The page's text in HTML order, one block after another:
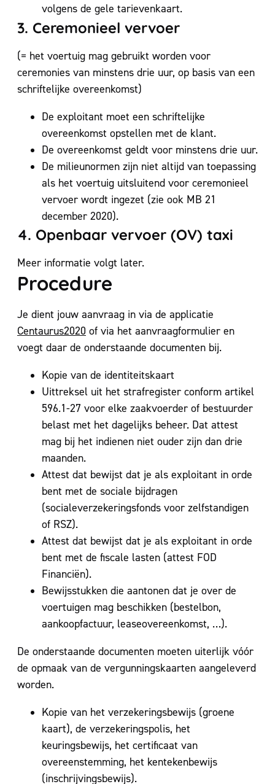
volgens de gele tarievenkaart.
3. Ceremonieel vervoer
(= het voertuig mag gebruikt worden voor
ceremonies van minstens drie uur, op basis van een
schriftelijke overeenkomst)
De exploitant moet een schriftelijke
overeenkomst opstellen met de klant.
De overeenkomst geldt voor minstens drie uur.
De milieunormen zijn niet altijd van toepassing
als het voertuig uitsluitend voor ceremonieel
vervoer wordt ingezet (zie ook MB 21
december 2020).
4. Openbaar vervoer (OV) taxi
Meer informatie volgt later.
Procedure
Je dient jouw aanvraag in via de applicatie
Centaurus2020 of via het aanvraagformulier en
voegt daar de onderstaande documenten bij.
Kopie van de identiteitskaart
Uittreksel uit het strafregister conform artikel
596.1-27 voor elke zaakvoerder of bestuurder
belast met het dagelijks beheer. Dat attest
mag bij het indienen niet ouder zijn dan drie
maanden.
Attest dat bewijst dat je als exploitant in orde
bent met de sociale bijdragen
(socialeverzekeringsfonds voor zelfstandigen
of RSZ).
Attest dat bewijst dat je als exploitant in orde
bent met de fiscale lasten (attest FOD
Financiën).
Bewijsstukken die aantonen dat je over de
voertuigen mag beschikken (bestelbon,
aankoopfactuur, leaseovereenkomst, …).
De onderstaande documenten moeten uiterlijk vóór
de opmaak van de vergunningskaarten aangeleverd
worden.
Kopie van het verzekeringsbewijs (groene
kaart), de verzekeringspolis, het
keuringsbewijs, het certificaat van
overeenstemming, het kentekenbewijs
(inschrijvingsbewijs).